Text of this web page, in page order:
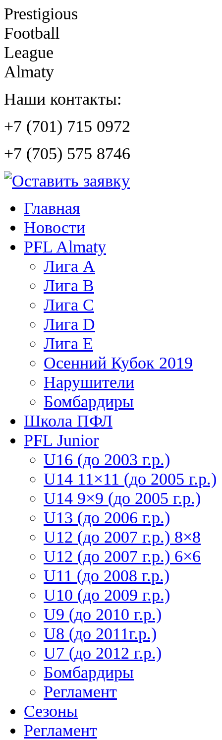
Prestigious
Football
League
Almaty
Наши контакты:
+7 (701) 715 0972
+7 (705) 575 8746
Главная
Новости
PFL Almaty
Лига A
Лига В
Лига С
Лига D
Лига Е
Осенний Кубок 2019
Нарушители
Бомбардиры
Школа ПФЛ
PFL Junior
U16 (до 2003 г.р.)
U14 11×11 (до 2005 г.р.)
U14 9×9 (до 2005 г.р.)
U13 (до 2006 г.р.)
U12 (до 2007 г.р.) 8×8
U12 (до 2007 г.р.) 6×6
U11 (до 2008 г.р.)
U10 (до 2009 г.р.)
U9 (до 2010 г.р.)
U8 (до 2011г.р.)
U7 (до 2012 г.р.)
Бомбардиры
Регламент
Сезоны
Регламент